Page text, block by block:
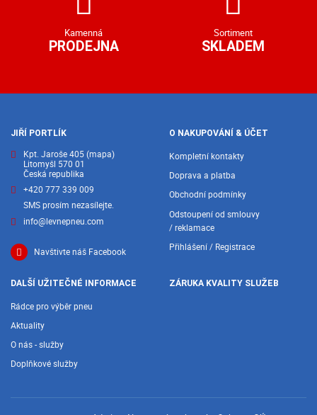
Kamenná
PRODEJNA
Sortiment
SKLADEM
JIŘÍ PORTLÍK
Kpt. Jaroše 405(mapa)
Litomyšl 570 01
Česká republika
+420 777 339 009
SMS prosím nezasílejte.
info@levnepneu.com
Navštivte náš Facebook
O NAKUPOVÁNÍ & ÚČET
Kompletní kontakty
Doprava a platba
Obchodní podmínky
Odstoupení od smlouvy
/ reklamace
Přihlášení / Registrace
DALŠÍ UŽITEČNÉ INFORMACE
Rádce pro výběr pneu
Aktuality
O nás - služby
Doplňkové služby
ZÁRUKA KVALITY SLUŽEB